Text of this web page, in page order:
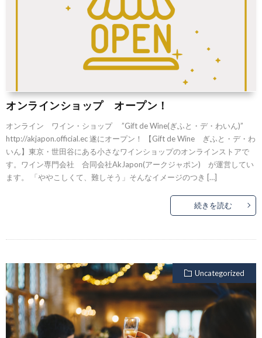
オンラインショップ オープン！
オンライン ワイン・ショップ ”Gift de Wine(ぎふと・デ・わいん)”
http://akjapon.official.ec 遂にオープン！ 【Gift de Wine ぎふと・デ・わ
いん】東京・世田谷にある小さなワインショップのオンラインストアで
す。ワイン専門会社 合同会社AkJapon(アークジャポン) が運営してい
ます。 「ややこしくて、難しそう」そんなイメージのつき […]
続きを読む
Uncategorized